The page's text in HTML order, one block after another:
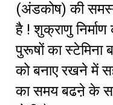
(अंडकोष) की
है ! शुक्राणु
पुरूषों का स्टेमिना
को बनाए रखने में
का समय बढऩे के